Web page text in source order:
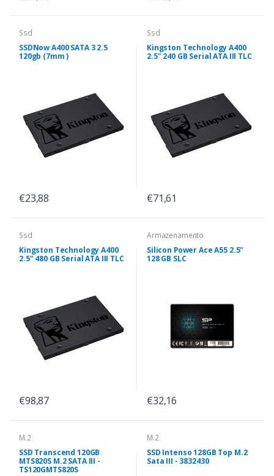
Ssd
SSDNow A400 SATA 3 2.5
120gb (7mm )
€23,88
Ssd
Kingston Technology A400
2.5" 240 GB Serial ATA III TLC
€71,61
Ssd
Kingston Technology A400
2.5" 480 GB Serial ATA III TLC
€98,87
Armazenamento
Silicon Power Ace A55 2.5"
128 GB SLC
€32,16
M.2
SSD Transcend 120GB
MTS820S M.2 SATA III -
TS120GMTS820S
M.2
SSD Intenso 128GB Top M.2
Sata III - 3832430